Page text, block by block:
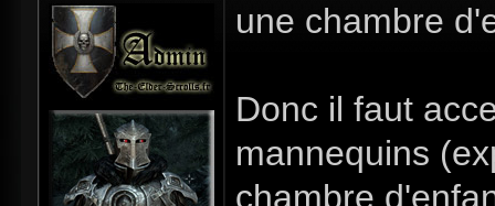
une chambre
Donc il faut
mannequins
chambre